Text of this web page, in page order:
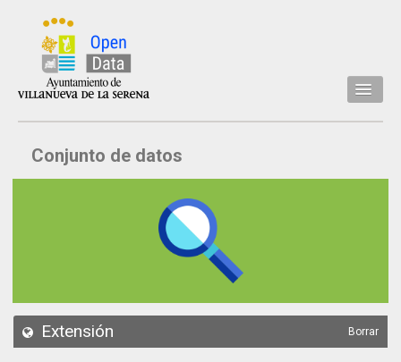
Inicio
Datos
API
Conjunto de datos
Extensión Borrar